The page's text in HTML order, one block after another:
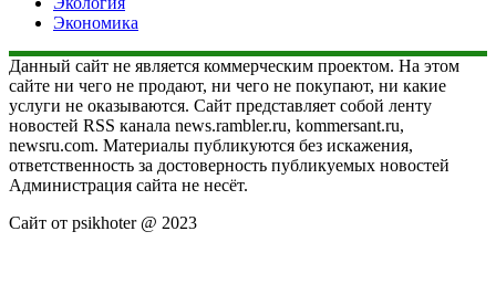
Экономика
Данный сайт не является коммерческим проектом. На этом
сайте ни чего не продают, ни чего не покупают, ни какие
услуги не оказываются. Сайт представляет собой ленту
новостей RSS канала news.rambler.ru, kommersant.ru,
newsru.com. Материалы публикуются без искажения,
ответственность за достоверность публикуемых новостей
Администрация сайта не несёт.
Сайт от psikhoter @ 2023